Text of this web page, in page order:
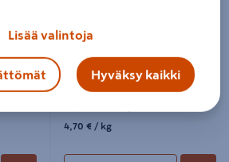
1kg Herkkutanko Tintin 1kg
4,70€/kg
4,70 € / kg
Lisää valintoja
Hyväksy kaikki